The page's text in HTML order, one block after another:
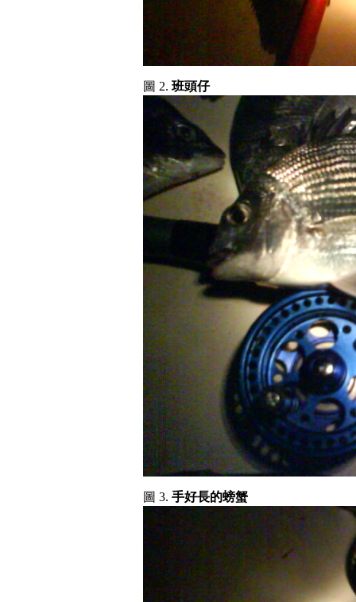
圖 2. 班頭仔
圖 3. 手好長的螃蟹